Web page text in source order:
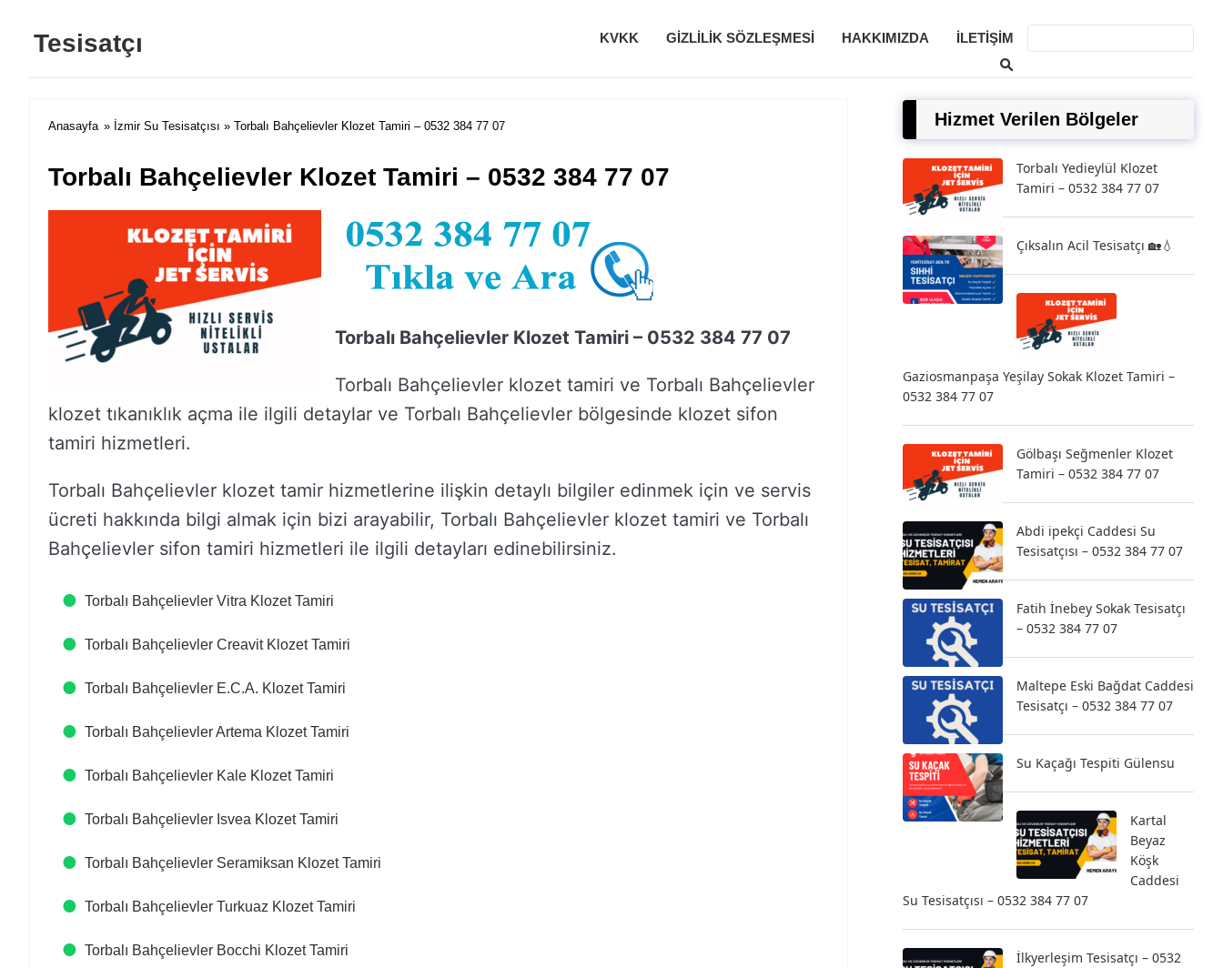
Tesisatçı KVKK GIZLILIK SÖZLEŞMESI HAKKIMIZDA İLETIŞIM
Anasayfa » İzmir Su Tesisatçısı » Torbalı Bahçelievler Klozet Tamiri – 0532 384 77 07
Torbalı Bahçelievler Klozet Tamiri – 0532 384 77 07
Torbalı Bahçelievler Klozet Tamiri – 0532 384 77 07
Torbalı Bahçelievler klozet tamiri ve Torbalı Bahçelievler
klozet tıkanıklık açma ile ilgili detaylar ve Torbalı Bahçelievler bölgesinde klozet sifon
tamiri hizmetleri.
Torbalı Bahçelievler klozet tamir hizmetlerine ilişkin detaylı bilgiler edinmek için ve servis
ücreti hakkında bilgi almak için bizi arayabilir, Torbalı Bahçelievler klozet tamiri ve Torbalı
Bahçelievler sifon tamiri hizmetleri ile ilgili detayları edinebilirsiniz.
Torbalı Bahçelievler Vitra Klozet Tamiri
Torbalı Bahçelievler Creavit Klozet Tamiri
Torbalı Bahçelievler E.C.A. Klozet Tamiri
Torbalı Bahçelievler Artema Klozet Tamiri
Torbalı Bahçelievler Kale Klozet Tamiri
Torbalı Bahçelievler Isvea Klozet Tamiri
Torbalı Bahçelievler Seramiksan Klozet Tamiri
Torbalı Bahçelievler Turkuaz Klozet Tamiri
Torbalı Bahçelievler Bocchi Klozet Tamiri
Hizmet Verilen Bölgeler
Torbalı Yedieylül Klozet
Tamiri – 0532 384 77 07
Çıksalın Acil Tesisatçı 🏡💧
Gaziosmanpaşa Yeşilay Sokak Klozet Tamiri –
0532 384 77 07
Gölbaşı Seğmenler Klozet
Tamiri – 0532 384 77 07
Abdi ipekçi Caddesi Su
Tesisatçısı – 0532 384 77 07
Fatih İnebey Sokak Tesisatçı
– 0532 384 77 07
Maltepe Eski Bağdat Caddesi
Tesisatçı – 0532 384 77 07
Su Kaçağı Tespiti Gülensu
Kartal
Beyaz
Köşk
Caddesi
Su Tesisatçısı – 0532 384 77 07
İlkyerleşim Tesisatçı – 0532